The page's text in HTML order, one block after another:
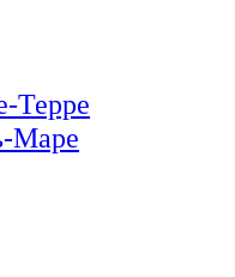
Терре
Маре